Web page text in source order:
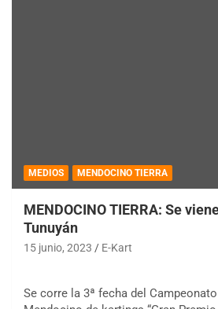
MEDIOS MENDOCINO TIERRA
MENDOCINO TIERRA: Se
Tunuyán
15 junio, 2023 E-Kart
Se corre la 3ª fecha del